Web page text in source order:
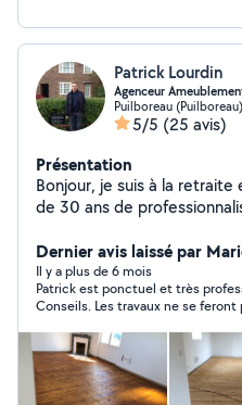
Patrick Lourdin
Agenceur
Puilboreau (Puilboreau)
5/5 (25 avis)
Présentation
Bonjour, je suis à la retraite
de 30 ans de
parquet flottant,
Patrick.
Dernier avis laissé par
Il y a plus de 6 mois
Patrick est ponctuel et très
Conseils. Les travaux ne se